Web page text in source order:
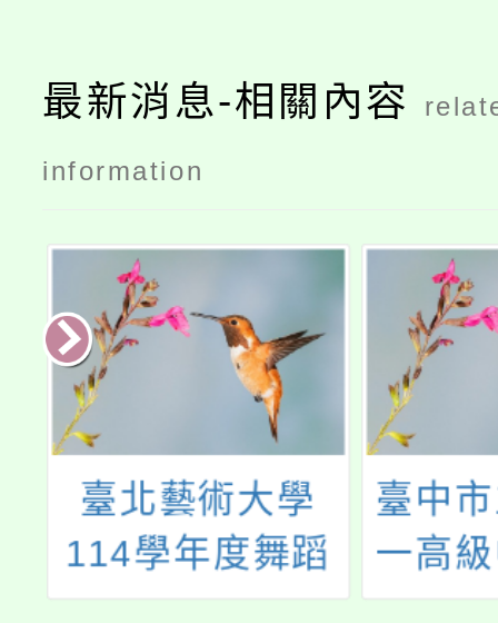
最新消息-相關內容
information
臺北藝術大學
114學年度舞蹈
臺中
一高